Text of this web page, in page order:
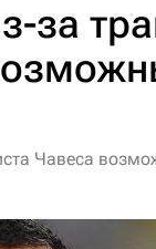
за
Чавеса